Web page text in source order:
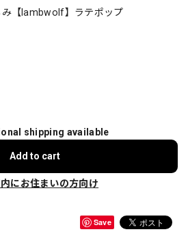
【lambwolf】ラテポップ
shipping available
Add to cart
内にお住まいの方向け
Save